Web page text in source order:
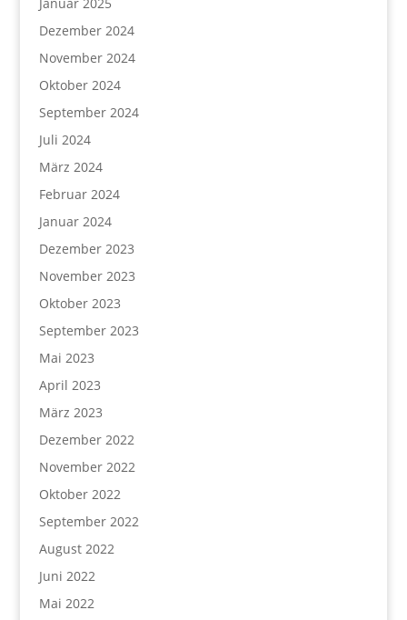
Dezember 2024
November 2024
Oktober 2024
September 2024
Juli 2024
März 2024
Februar 2024
Januar 2024
Dezember 2023
November 2023
Oktober 2023
September 2023
Mai 2023
April 2023
März 2023
Dezember 2022
November 2022
Oktober 2022
September 2022
August 2022
Juni 2022
Mai 2022